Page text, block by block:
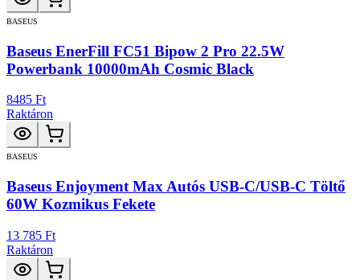
BASEUS
Baseus EnerFill FC51 Bipow 2 Pro 22.5W
Powerbank 10000mAh Cosmic Black
8485 Ft
Raktáron
BASEUS
Baseus Enjoyment Max Autós USB-C/USB-C Töltő
60W Kozmikus Fekete
13 785 Ft
Raktáron